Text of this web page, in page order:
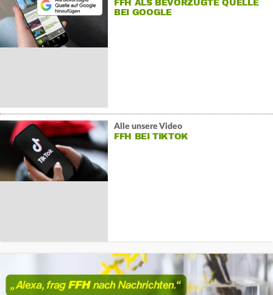
FFH ALS BEVORZUGTE QUELLE
BEI GOOGLE
Alle unsere Video
FFH BEI TIKTOK